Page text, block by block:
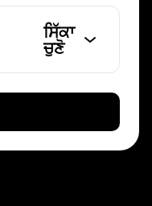
ਸਿੱਕਾ
ਚੁਣੋ